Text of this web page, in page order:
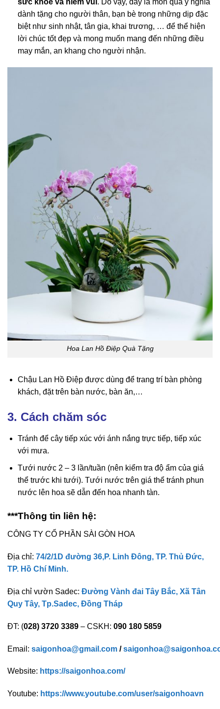
sức khỏe và niềm vui . Do vậy, đây là món quà ý nghĩa
dành tặng cho người thân, bạn bè trong những dịp đặc
biệt như sinh nhật, tân gia, khai trương, … để thể hiện
lời chúc tốt đẹp và mong muốn mang đến những điều
may mắn, an khang cho người nhận.
Hoa Lan Hồ Điệp Quà Tặng
Chậu Lan Hồ Điệp được dùng để trang trí bàn phòng
khách, đặt trên bàn nước, bàn ăn,…
3. Cách chăm sóc
Tránh để cây tiếp xúc với ánh nắng trực tiếp, tiếp xúc
với mưa.
Tưới nước 2 – 3 lần/tuần (nên kiểm tra độ ẩm của giá
thể trước khi tưới). Tưới nước trên giá thể tránh phun
nước lên hoa sẽ dẫn đến hoa nhanh tàn.
***Thông tin liên hệ:
CÔNG TY CỔ PHẦN SÀI GÒN HOA
Địa chỉ: 74/2/1D đường 36,P. Linh Đông, TP. Thủ Đức,
TP. Hồ Chí Minh.
Địa chỉ vườn Sadec: Đường Vành đai Tây Bắc, Xã Tân
Quy Tây, Tp.Sadec, Đồng Tháp
ĐT: (028) 3720 3389 – CSKH: 090 180 5859
Email: saigonhoa@gmail.com /
Website: https://saigonhoa.com/
Youtube: https://www.youtube.com/user/saigonhoavn